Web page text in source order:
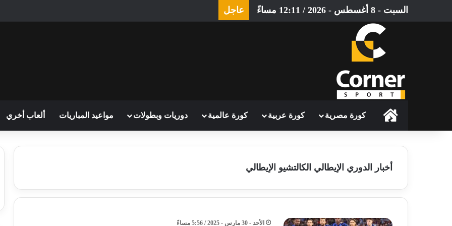
السبت - 8 أغسطس - 2026 / 12:11 مساءً عاجل
الرئيسيةكورة مصرية كورة عربية كورة عالمية دوريات وبطولات مواعيد المباريات ألعاب أخري
أخبار الدوري الإيطالي الكالتشيو الإيطالي
الأحد - 30 مارس - 2025 / 5:56 مساءً